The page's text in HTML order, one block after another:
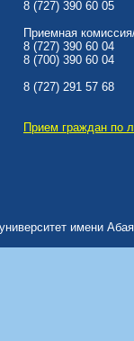
8 (727) 390 60 05
Приемная
8 (727) 390 60 04
8 (700) 390 60 04
8 (727) 291 57 68
Прием граждан по
имени Абая